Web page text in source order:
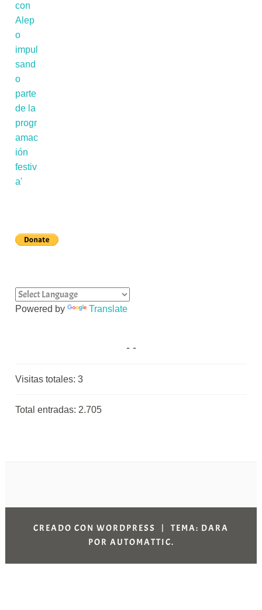
Powered by Translate
Visitas totales:3
Total entradas: 2.705
CREADO CON WORDPRESS |
TEMA: DARA
POR AUTOMATTIC.